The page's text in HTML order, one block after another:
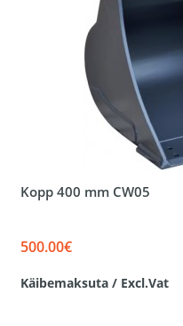
Kopp 400 mm CW05
500.00€
Käibemaksuta / Excl.Vat